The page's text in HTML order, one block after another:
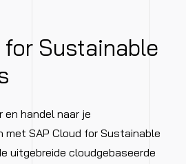
for Sustainable
en handel naar je
met SAP Cloud for Sustainable
uitgebreide cloudgebaseerde